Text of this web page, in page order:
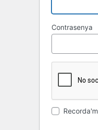
Contrasenya
Recorda'm